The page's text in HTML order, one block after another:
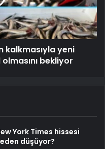
kalkmasıyla yeni
bekliyor
York Times hissesi
düşüyor?